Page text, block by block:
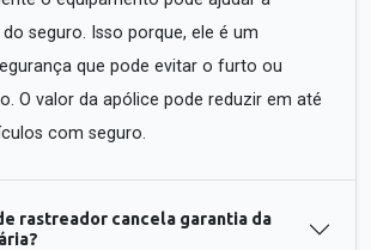
seguro. Isso porque, ele é um
que pode evitar o furto ou
O valor da apólice pode reduzir em até
com seguro.
rastreador cancela garantia da